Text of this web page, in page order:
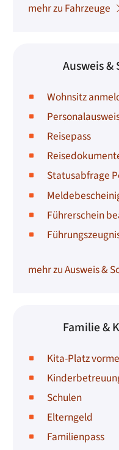
mehr zu Fahrzeuge
Ausweis &
Wohnsitz
Reisepass
Statusabfrage
Führerschein
mehr zu Ausweis &
Familie &
Kita-Platz
Schulen
Elterngeld
Familienpass